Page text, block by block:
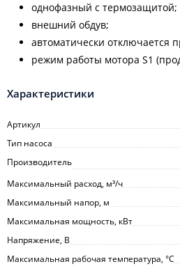
однофазный с термозащитой;
внешний обдув;
автоматически отключается
режим работы мотора S1
Характеристики
Артикул
Тип насоса
Производитель
Максимальный расход, м³/ч
Максимальный напор, м
Максимальная мощность, кВт
Напряжение, В
Максимальная рабочая температура, °С